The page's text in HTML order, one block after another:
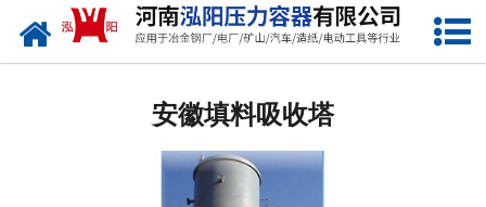
网站首页
安徽液化气储罐
安徽填料吸收塔